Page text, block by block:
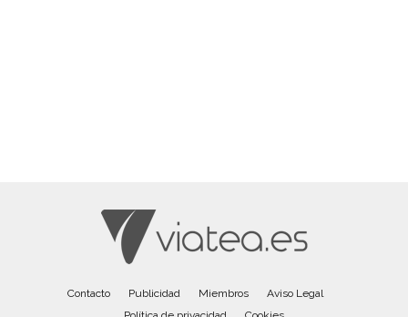
Contacto Publicidad Miembros
Aviso Legal